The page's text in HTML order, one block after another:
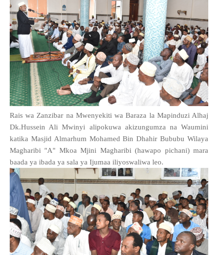
Rais wa Zanzibar na Mwenyekiti wa Baraza la Mapinduzi Alhaj
Dk.Hussein Ali Mwinyi alipokuwa akizungumza na Waumini
katika Masjid Almarhum Mohamed Bin Dhahir Bububu Wilaya
Magharibi "A" Mkoa Mjini Magharibi (hawapo pichani) mara
baada ya ibada ya sala ya Ijumaa iliyoswaliwa leo.